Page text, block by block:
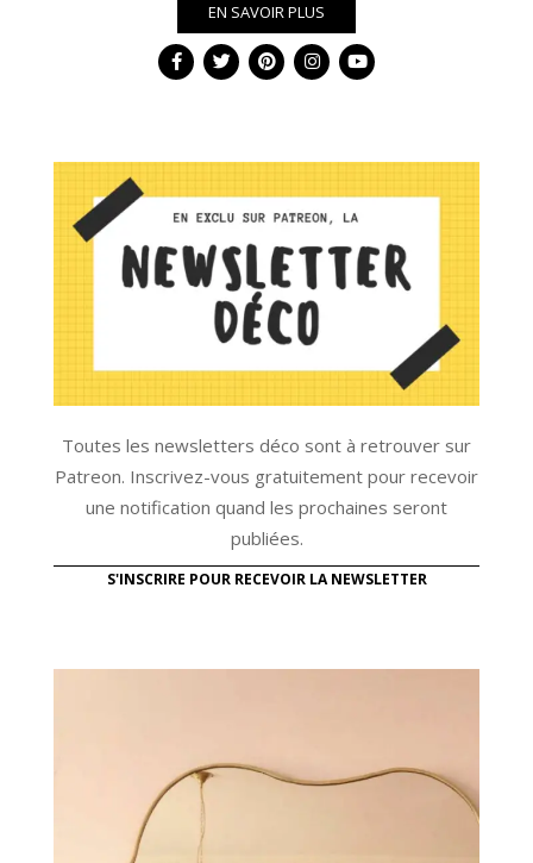
EN SAVOIR PLUS
Toutes les newsletters déco sont à retrouver sur
Patreon. Inscrivez-vous gratuitement pour recevoir
une notification quand les prochaines seront
publiées.
S'INSCRIRE POUR RECEVOIR LA NEWSLETTER